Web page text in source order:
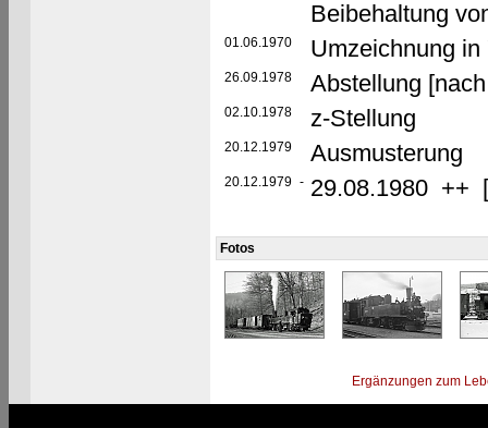
Beibehaltung
01.06.1970 Umzeichnung
26.09.1978 Abstellung
02.10.1978 z-Stellung
20.12.1979 Ausmusterung
20.12.1979 - 29.08.1980 ++
Fotos
Ergänzungen zum